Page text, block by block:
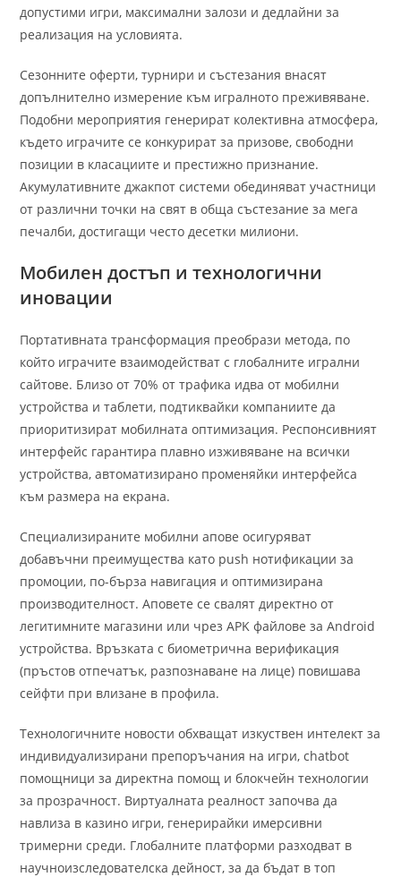
допустими игри, максимални залози и дедлайни за
реализация на условията.
Сезонните оферти, турнири и състезания внасят
допълнително измерение към игралното преживяване.
Подобни мероприятия генерират колективна атмосфера,
където играчите се конкурират за призове, свободни
позиции в класациите и престижно признание.
Акумулативните джакпот системи обединяват участници
от различни точки на свят в обща състезание за мега
печалби, достигащи често десетки милиони.
Мобилен достъп и технологични
иновации
Портативната трансформация преобрази метода, по
който играчите взаимодействат с глобалните игрални
сайтове. Близо от 70% от трафика идва от мобилни
устройства и таблети, подтиквайки компаниите да
приоритизират мобилната оптимизация. Респонсивният
интерфейс гарантира плавно изживяване на всички
устройства, автоматизирано променяйки интерфейса
към размера на екрана.
Специализираните мобилни апове осигуряват
добавъчни преимущества като push нотификации за
промоции, по-бърза навигация и оптимизирана
производителност. Аповете се свалят директно от
легитимните магазини или чрез APK файлове за Android
устройства. Връзката с биометрична верификация
(пръстов отпечатък, разпознаване на лице) повишава
сейфти при влизане в профила.
Технологичните новости обхващат изкуствен интелект за
индивидуализирани препоръчания на игри, chatbot
помощници за директна помощ и блокчейн технологии
за прозрачност. Виртуалната реалност започва да
навлиза в казино игри, генерирайки имерсивни
тримерни среди. Глобалните платформи разходват в
научноизследователска дейност, за да бъдат в топ